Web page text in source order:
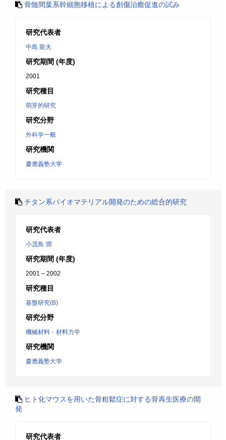
骨髄間葉系幹細胞移植による創傷治癒促進の試み
研究代表者
中島 龍夫
研究期間 (年度)
2001
研究種目
萌芽的研究
研究分野
外科学一般
研究機関
慶應義塾大学
チタン系バイオマテリアル開発のための総合的研究
研究代表者
小茂鳥 潤
研究期間 (年度)
2001 – 2002
研究種目
基盤研究(B)
研究分野
機械材料・材料力学
研究機関
慶應義塾大学
ヒト化マウスを用いた骨粗鬆症に対する骨再生医療の開
発
研究代表者